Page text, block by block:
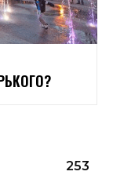
253